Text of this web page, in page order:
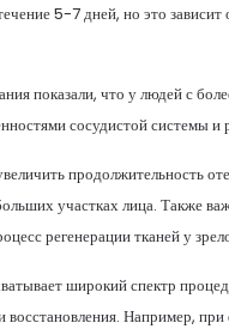
5-7 дней, но это
показали, что у людей с
сосудистой системы и
продолжительность
участках лица. Также
регенерации тканей у
широкий спектр
восстановления. Например,